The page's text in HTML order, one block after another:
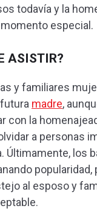
todavía y la
especial.
ASISTIR?
y familiares
madre,
con la
a personas
Últimamente, los
popularidad,
al esposo y